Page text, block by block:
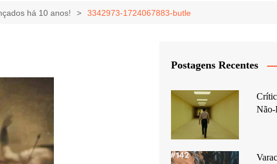
Tv
há 10 anos! 3342973-1724067883-butle
Postagens Recentes